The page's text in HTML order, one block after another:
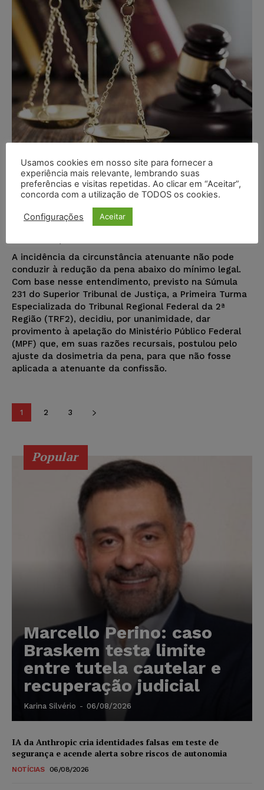
TRF2 exclui atenuante que
reduziu pena abaixo do mínimo
legal
A incidência da circunstância atenuante não pode
conduzir à redução da pena abaixo do mínimo legal.
Com base nesse entendimento, previsto na Súmula
231 do Superior Tribunal de Justiça, a Primeira Turma
Especializada do Tribunal Regional Federal da 2ª
Região (TRF2), decidiu, por unanimidade, dar
provimento à apelação do Ministério Público Federal
(MPF) que, em suas razões recursais, postulou pelo
ajuste da dosimetria da pena, para que não fosse
aplicada a atenuante da confissão.
1 2 3
Popular
Marcello Perino: caso
Braskem testa limite
entre tutela cautelar e
recuperação judicial
Karina Silvério - 06/08/2026
IA da Anthropic cria identidades falsas em teste de
segurança e acende alerta sobre riscos de autonomia
NOTÍCIAS 06/08/2026
Usamos cookies em nosso site para fornecer a
experiência mais relevante, lembrando suas
preferências e visitas repetidas. Ao clicar em “Aceitar”,
concorda com a utilização de TODOS os cookies.
Configurações Aceitar